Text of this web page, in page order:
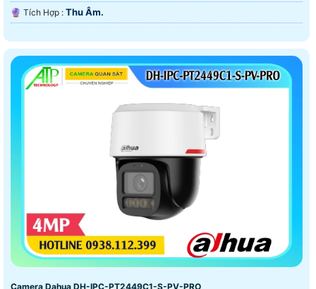
️🔮 Tích Hợp : Thu Âm.
Camera Dahua DH-IPC-PT2449C1-S-PV-PRO